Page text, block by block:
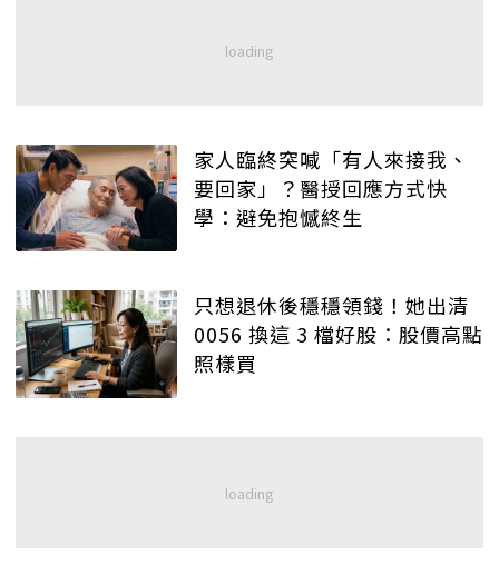
家人臨終突喊「有人來接我、
要回家」？醫授回應方式快
學：避免抱憾終生
只想退休後穩穩領錢！她出清
0056 換這 3 檔好股：股價高點
照樣買